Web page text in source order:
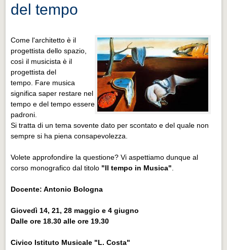
del tempo
Come l'architetto è il
progettista dello spazio,
così il musicista è il
progettista del
tempo. Fare musica
significa saper restare nel
tempo e del tempo essere
padroni.
Si tratta di un tema sovente dato per scontato e del quale non
sempre si ha piena consapevolezza.
Volete approfondire la questione? Vi aspettiamo dunque al
corso monografico dal titolo "Il tempo in Musica"
Docente: Antonio Bologna
Giovedì 14, 21, 28 maggio e 4 giugno
Dalle ore 18.30 alle ore 19.30
Civico Istituto Musicale "L. Costa"